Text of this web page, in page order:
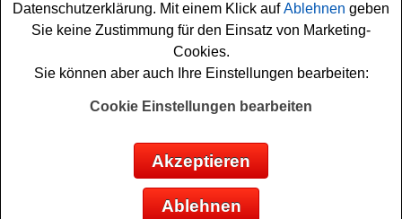
Falls Sie bei dem Haribo Gewinnspiel mitmachen
möchten, müssen Sie einen Code eingeben. Die Codes
finden Sie zum Beispiel auf den teilnehmenden
Aktionspackungen Haribo Goldbären, Pico Balla,
Tropifrutti und weiteren Sorten. Eine genaue Übersicht
Haribo Gewinnspiel Seite. Dann nur noch fix auf
centerparcs.haribo.com Ihren Code eingeben und schon
können Sie sich Ihre Gewinnchance sichern. Machen Sie
mit und versuchen Sie Ihr Glück! Viel Erfolg!
Datenschutzerklärung. Mit einem Klick aufAblehnen geben
Sie keine Zustimmung für den Einsatz von Marketing-
Cookies.
Sie können aber auch Ihre Einstellungen bearbeiten:
Cookie Einstellungen bearbeiten
Akzeptieren
Ablehnen